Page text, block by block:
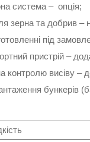
– опція;
та добрив –
під
пристрій –
висіву –
бункерів